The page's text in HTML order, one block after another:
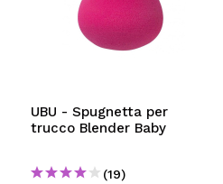
UBU - Spugnetta per
trucco Blender Baby
(19)